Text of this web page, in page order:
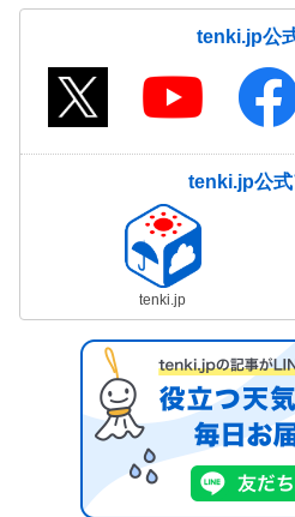
tenki.jp公
tenki.jp公式
tenki.jp